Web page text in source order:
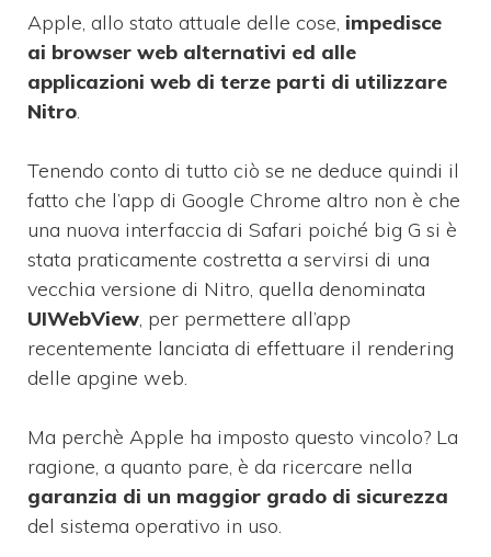
Apple, allo stato attuale delle cose, impedisce
ai browser web alternativi ed alle
applicazioni web di terze parti di utilizzare
Nitro.
Tenendo conto di tutto ciò se ne deduce quindi il
fatto che l’app di Google Chrome altro non è che
una nuova interfaccia di Safari poiché big G si è
stata praticamente costretta a servirsi di una
vecchia versione di Nitro, quella denominata
UIWebView, per permettere all’app
recentemente lanciata di effettuare il rendering
delle apgine web.
Ma perchè Apple ha imposto questo vincolo? La
ragione, a quanto pare, è da ricercare nella
garanzia di un maggior grado di sicurezza
del sistema operativo in uso.